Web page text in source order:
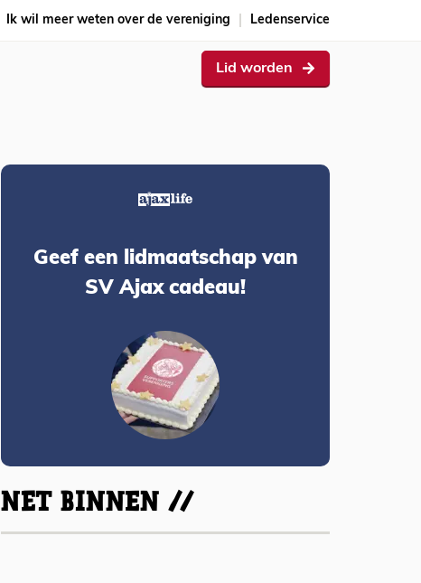
Ik wil meer weten over de vereniging Ledenservice
Lid worden
Geef een lidmaatschap van
SV Ajax cadeau!
NET BINNEN //